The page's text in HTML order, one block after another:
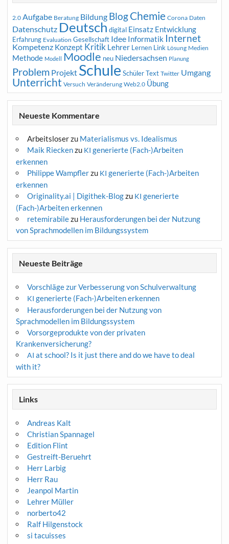
2.0 Aufgabe Beratung Bildung BlogChemie Corona Daten
Datenschutz Deutsch digital Einsatz Entwicklung
Erfahrung Evaluation Gesellschaft Idee Informatik Internet
Kompetenz Konzept Kritik Lehrer Lernen Link Lösung Medien
Methode Modell Moodle neu Niedersachsen Planung
Problem Projekt Schule Schüler Text Twitter Umgang
Unterricht Versuch Veränderung Web2.0 Übung
Neueste Kommentare
Arbeitsloserzu Materialismus vs. Idealismus
Maik Rieckenzu KI generierte (Fach-)Arbeiten
erkennen
Philippe Wampflerzu KI generierte (Fach-)Arbeiten
erkennen
Originality.ai | Digithek-Blogzu KI generierte
(Fach-)Arbeiten erkennen
retemirabilezu Herausforderungen bei der Nutzung
von Sprachmodellen im Bildungssystem
Neueste Beiträge
Vorschläge zur Verbesserung von Schulverwaltung
KI generierte (Fach-)Arbeiten erkennen
Herausforderungen bei der Nutzung von
Sprachmodellen im Bildungssystem
Vorsorgeprodukte von der privaten
Krankenversicherung?
AI at school? Is it just there and do we have to deal
with it?
Links
Andreas Kalt
Christian Spannagel
Edition Flint
Gestreift-Beruehrt
Herr Larbig
Herr Rau
Jeanpol Martin
Lehrer Müller
norberto42
Ralf Hilgenstock
si tacuisses